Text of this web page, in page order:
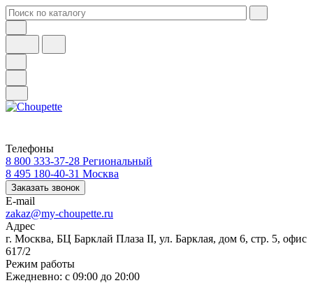
Телефоны
8 800 333-37-28 Региональный
8 495 180-40-31 Москва
Заказать звонок
E-mail
zakaz@my-choupette.ru
Адрес
г. Москва, БЦ Барклай Плаза II, ул. Барклая, дом 6, стр. 5, офис
617/2
Режим работы
Ежедневно: с 09:00 до 20:00